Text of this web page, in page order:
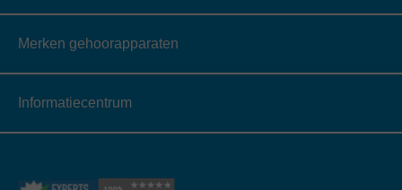
Merken gehoorapparaten
Informatiecentrum